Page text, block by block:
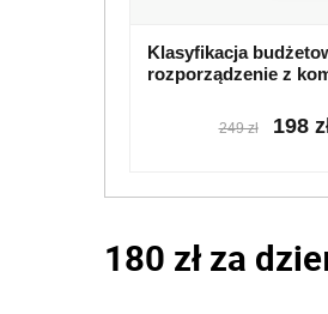
Klasyfikacja
rozporządzenie z
249 zł 198
180 zł za